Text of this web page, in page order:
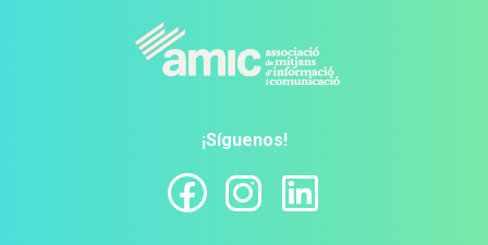
¡Síguenos!